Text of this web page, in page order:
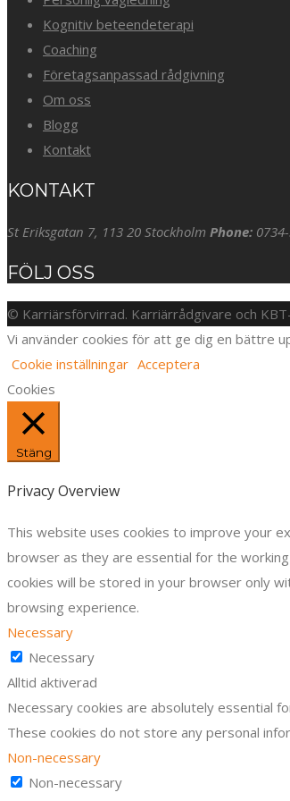
Kognitiv beteendeterapi
Coaching
Företagsanpassad rådgivning
Om oss
Blogg
Kontakt
KONTAKT
St Eriksgatan 7, 113 20 Stockholm Phone:
FÖLJ OSS
© Karriärsförvirrad. Karriärrådgivare och
Vi använder cookies för att ge dig en bättre
Cookie inställningar Acceptera
Cookies
Stäng
Privacy Overview
This website uses cookies to improve your
browser as they are essential for the
cookies will be stored in your browser only
browsing experience.
Necessary
Necessary
Alltid aktiverad
Necessary cookies are absolutely essential
These cookies do not store any personal
Non-necessary
Non-necessary